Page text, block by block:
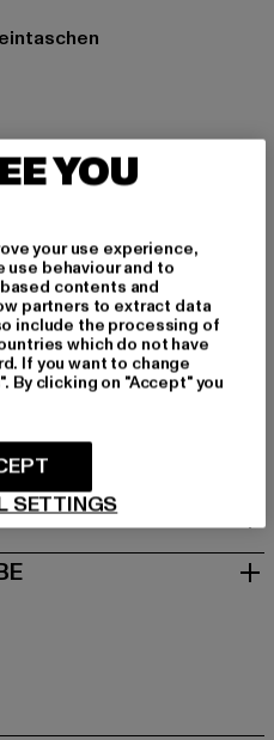
Polyester, 10%
GmbH & Co. KG |
| DE
YOU
your use experience,
use behaviour and to
contents and
partners to extract data
include the processing of
which do not have
If you want to change
By clicking on "Accept" you
SETTINGS